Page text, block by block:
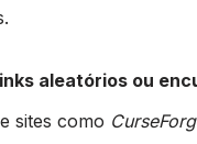
aleatórios ou
sites como